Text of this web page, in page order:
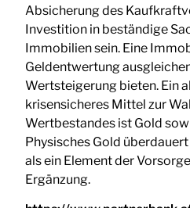
Absicherung des
Investition in beständige
Immobilien sein. Eine
Geldentwertung
Wertsteigerung bieten. Ein
krisensicheres Mittel zur
Wertbestandes ist Gold
Physisches Gold
als ein Element der
Ergänzung.